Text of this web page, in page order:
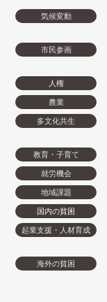
気候変動
市民参画
人権
農業
多文化共生
教育・子育て
就労機会
地域課題
国内の貧困
起業支援・人材育成
海外の貧困